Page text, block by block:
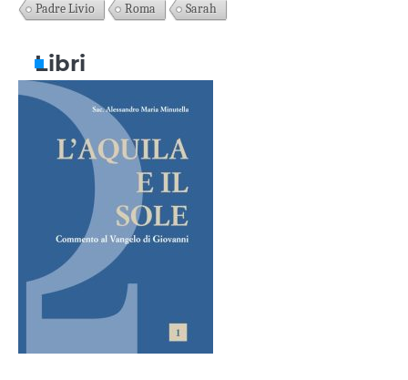
Padre Livio
Roma Sarah
Libri